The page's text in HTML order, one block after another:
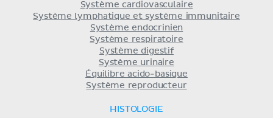
Système cardiovasculaire
Système lymphatique et système immunitaire
Système endocrinien
Système respiratoire
Système digestif
Système urinaire
Équilibre acido-basique
Système reproducteur
HISTOLOGIE